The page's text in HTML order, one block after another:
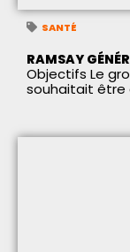
SANTÉ
RAMSAY
Objectifs Le
souhaitait être